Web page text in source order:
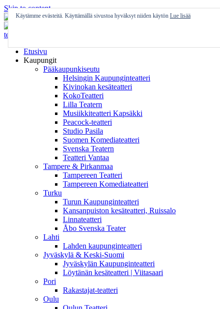
Skip to content
Etusivu
Kaupungit
Pääkaupunkiseutu
Helsingin Kaupunginteatteri
Kivinokan kesäteatteri
KokoTeatteri
Lilla Teatern
Musiikkiteatteri Kapsäkki
Peacock-teatteri
Studio Pasila
Suomen Komediateatteri
Svenska Teatern
Teatteri Vantaa
Tampere & Pirkanmaa
Tampereen Teatteri
Tampereen Komediateatteri
Turku
Turun Kaupunginteatteri
Kansanpuiston kesäteatteri, Ruissalo
Linnateatteri
Åbo Svenska Teater
Lahti
Lahden kaupunginteatteri
Jyväskylä & Keski-Suomi
Jyväskylän Kaupunginteatteri
Löytänän kesäteatteri | Viitasaari
Pori
Rakastajat-teatteri
Oulu
Käytämme evästeitä. Käyttämällä sivustoa hyväksyt niiden käytön Lue lisää